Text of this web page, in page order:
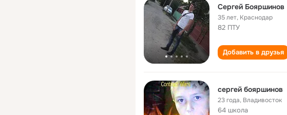
Сергей Бояршинов
35 лет, Краснодар
82 ПТУ
Добавить в друзья
сергей бояршинов
23 года, Владивосток
64 школа